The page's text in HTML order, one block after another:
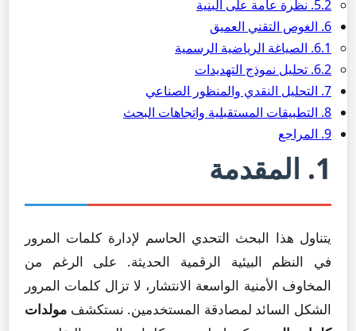
5.2. نظرة عامة على البنية
6. الغوص التقني العميق
6.1. الصياغة الرياضية الرسمية
6.2. تحليل نموذج التهديدات
7. التحليل النقدي والمنظور الصناعي
8. التطبيقات المستقبلية واتجاهات البحث
9. المراجع
1. المقدمة
يتناول هذا البحث التحدي الحاسم لإدارة كلمات المرور
في النظم البيئية الرقمية الحديثة. على الرغم من
المخاوف الأمنية الواسعة الانتشار، لا تزال كلمات المرور
الشكل السائد لمصادقة المستخدمين. نستكشف مولدات